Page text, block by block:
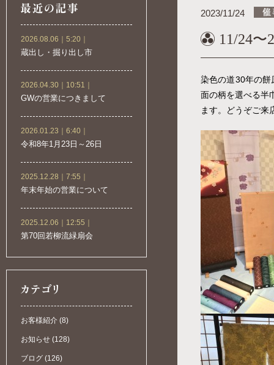
2026.08.06｜5:20｜
蔵出し・掘り出し市
2026.04.30｜10:51｜
GWの営業につきまして
2026.01.23｜6:40｜
令和8年1月23日～26日
2025.12.28｜7:55｜
年末年始の営業について
2025.12.06｜12:55｜
第70回若柳流緑扇会
お客様紹介 (8)
お知らせ (128)
ブログ (126)
2023/11/24
11/24〜
染色の道30年の餅
面の柄を選べる半
ます。どうぞご来